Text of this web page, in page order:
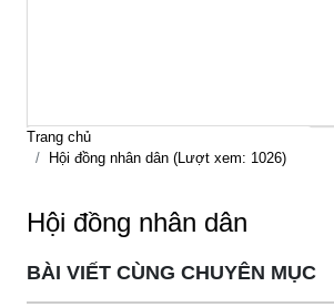
Trang chủ
Hội đồng nhân dân (Lượt xem: 1026)
Hội đồng nhân dân
BÀI VIẾT CÙNG CHUYÊN MỤC